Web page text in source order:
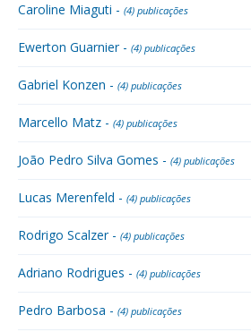
Caroline Miaguti - (4) publicações
Ewerton Guarnier - (4) publicações
Gabriel Konzen - (4) publicações
Marcello Matz - (4) publicações
João Pedro Silva Gomes - (4) publicações
Lucas Merenfeld - (4) publicações
Rodrigo Scalzer - (4) publicações
Adriano Rodrigues - (4) publicações
Pedro Barbosa - (4) publicações